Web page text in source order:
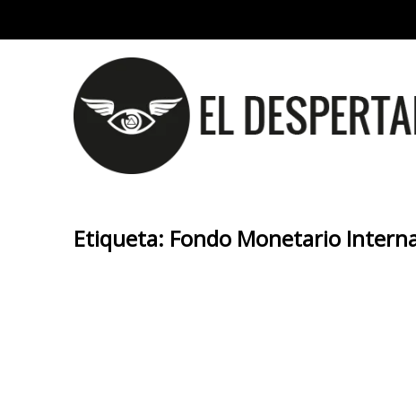
Etiqueta: Fondo Monetario